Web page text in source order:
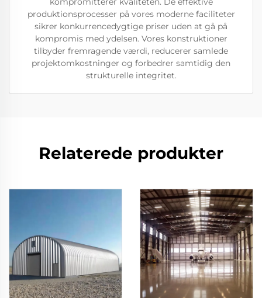
produktionsprocesser på vores moderne faciliteter
sikrer konkurrencedygtige priser uden at gå på
kompromis med ydelsen. Vores konstruktioner
tilbyder fremragende værdi, reducerer samlede
projektomkostninger og forbedrer samtidig den
strukturelle integritet.
Relaterede produkter